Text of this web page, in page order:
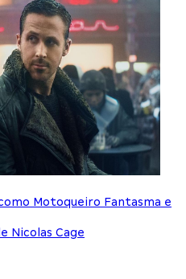
Motoqueiro Fantasma e
Nicolas Cage